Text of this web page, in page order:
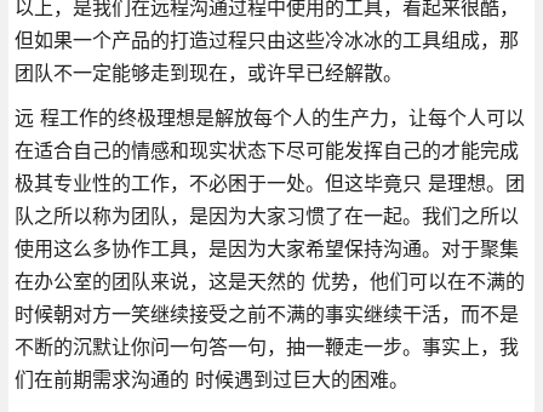
以上，是我们在远程沟通过程中使用的工具，看起来很酷，
但如果一个产品的打造过程只由这些冷冰冰的工具组成，那
团队不一定能够走到现在，或许早已经解散。
远 程工作的终极理想是解放每个人的生产力，让每个人可以
在适合自己的情感和现实状态下尽可能发挥自己的才能完成
极其专业性的工作，不必困于一处。但这毕竟只 是理想。团
队之所以称为团队，是因为大家习惯了在一起。我们之所以
使用这么多协作工具，是因为大家希望保持沟通。对于聚集
在办公室的团队来说，这是天然的 优势，他们可以在不满的
时候朝对方一笑继续接受之前不满的事实继续干活，而不是
不断的沉默让你问一句答一句，抽一鞭走一步。事实上，我
们在前期需求沟通的 时候遇到过巨大的困难。